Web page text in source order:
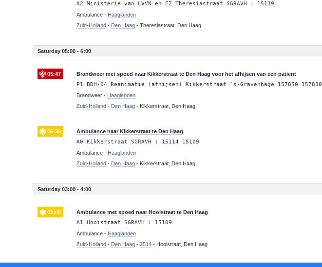
A2 Ministerie van LVVN en EZ Theresiastraat SGRAVH : 15139
Ambulance - Haaglanden
Zuid-Holland - Den Haag -Theresiastraat, Den Haag
Saturday 05:00 - 6:00
05:47 Brandweer met spoed naar Kikkerstraat te Den Haag voor het afhijsen van een patient
P1 BDH-04 Reanimatie (afhijsen) Kikkerstraat `s-Gravenhage 157850 157830
Brandweer - Haaglanden
Zuid-Holland - Den Haag - Kikkerstraat, Den Haag
05:36 Ambulance naar Kikkerstraat te Den Haag
A0 Kikkerstraat SGRAVH : 15114 15109
Ambulance - Haaglanden
Zuid-Holland - Den Haag - Kikkerstraat, Den Haag
Saturday 03:00 - 4:00
03:06 Ambulance met spoed naar Hooistraat te Den Haag
A1 Hooistraat SGRAVH : 15109
Ambulance - Haaglanden
Zuid-Holland - Den Haag -2514 - Hooistraat, Den Haag